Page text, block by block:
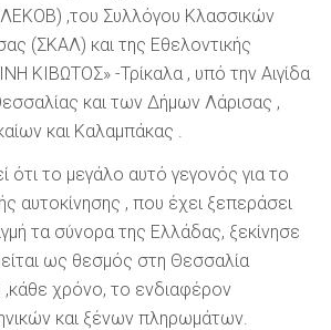
,του Συλλόγου Κλασσικών
(ΣΚΑΛ) και της Εθελοντικής
ΚΙΒΩΤΟΣ» -Τρίκαλα , υπό την Αιγίδα
και των Δήμων Λάρισας ,
και Καλαμπάκας .
ότι το μεγάλο αυτό γεγονός για το
αυτοκίνησης , που έχει ξεπεράσει
τα σύνορα της Ελλάδας, ξεκίνησε
ως θεσμός στη Θεσσαλία
χρόνο, το ενδιαφέρον
και ξένων πληρωμάτων.